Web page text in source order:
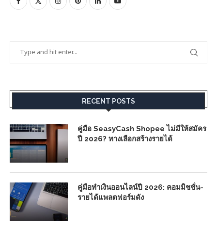
RECENT POSTS
คู่มือ SeasyCash Shopee ไม่มีให้สมัคร
ปี 2026? ทางเลือกสร้างรายได้
คู่มือทำเงินออนไลน์ปี 2026: คอมมิชชั่น-
รายได้แพลตฟอร์มดัง